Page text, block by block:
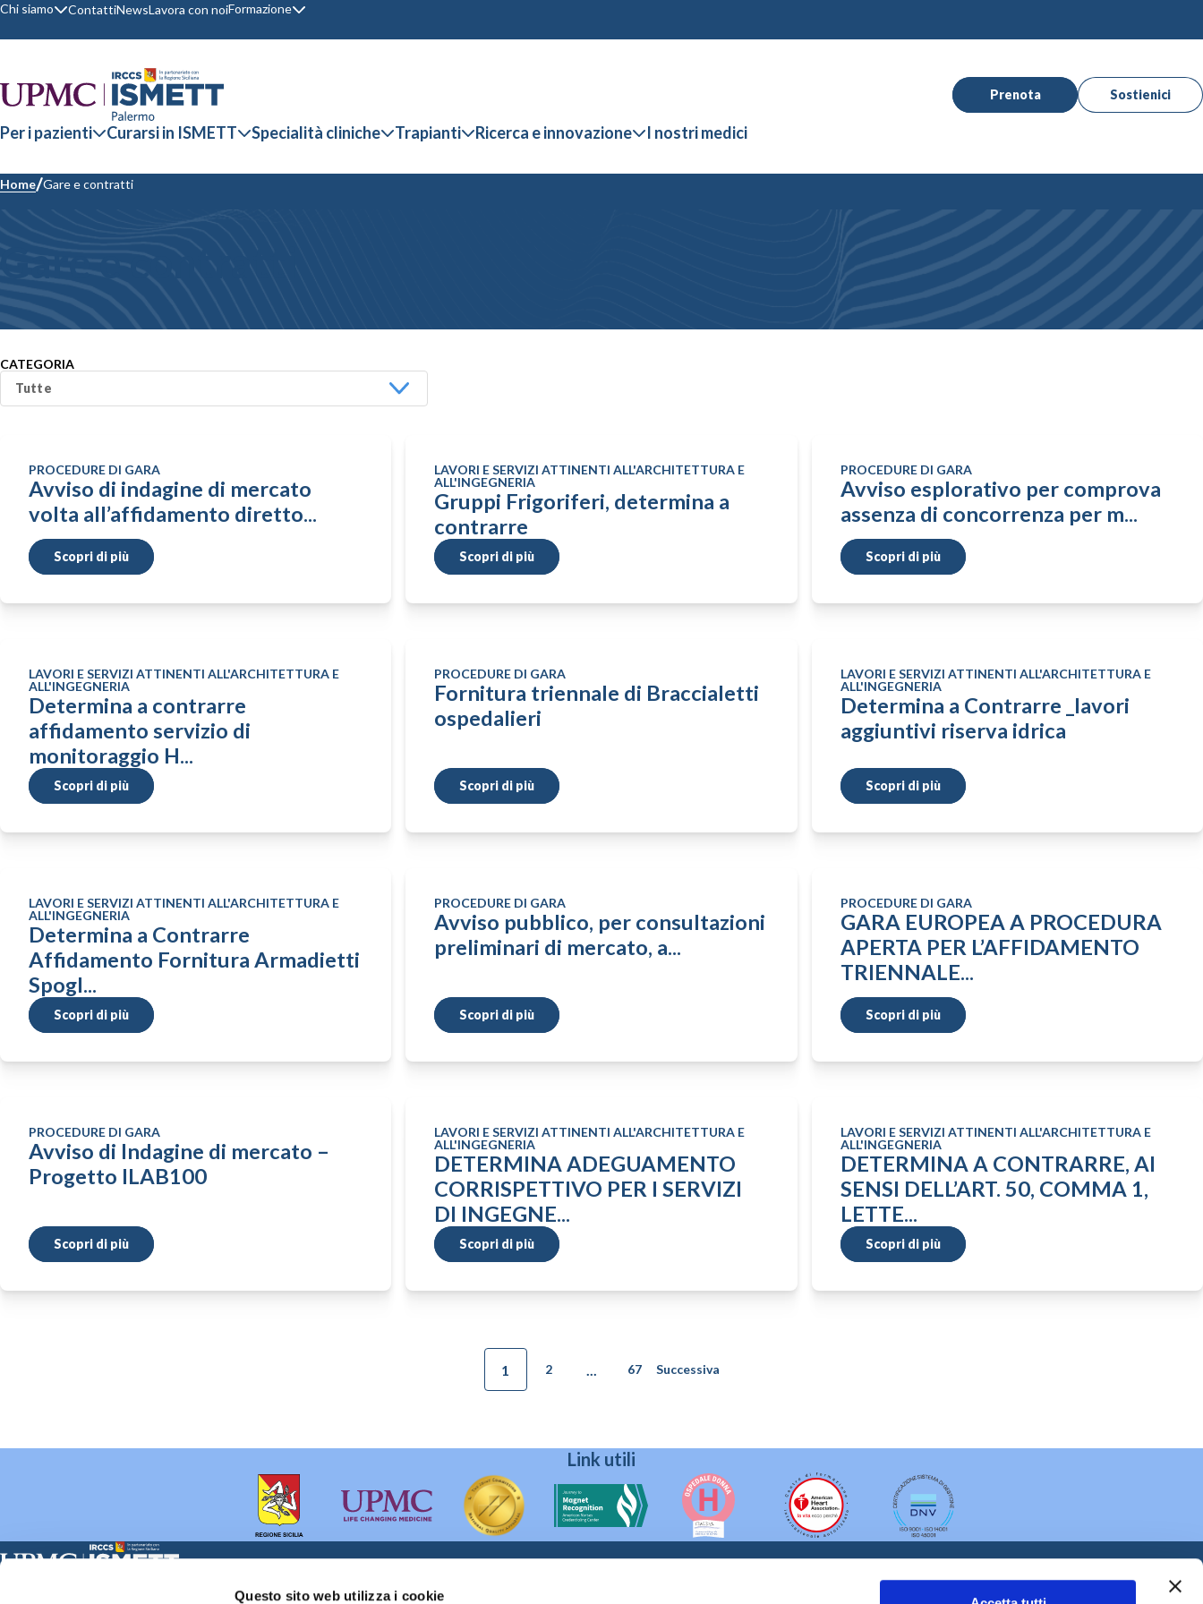
Questo sito web utilizza i cookie
Chi siamo ContattiNewsLavora con noiFormazione
Prenota Sostienici
Per i pazienti Curarsi in ISMETT Specialità cliniche Trapianti Ricerca e innovazione I nostri medici
Home Gare e contratti
CATEGORIA
PROCEDURE DI GARA
Avviso di indagine di mercato
volta all’affidamento diretto...
Scopri di più
LAVORI E SERVIZI ATTINENTI ALL'ARCHITETTURA E
ALL'INGEGNERIA
Gruppi Frigoriferi, determina a
contrarre
Scopri di più
PROCEDURE DI GARA
Avviso esplorativo per comprova
assenza di concorrenza per m...
Scopri di più
LAVORI E SERVIZI ATTINENTI ALL'ARCHITETTURA E
ALL'INGEGNERIA
Determina a contrarre
affidamento servizio di
monitoraggio H...
Scopri di più
PROCEDURE DI GARA
Fornitura triennale di Braccialetti
ospedalieri
Scopri di più
LAVORI E SERVIZI ATTINENTI ALL'ARCHITETTURA E
ALL'INGEGNERIA
Determina a Contrarre _lavori
aggiuntivi riserva idrica
Scopri di più
LAVORI E SERVIZI ATTINENTI ALL'ARCHITETTURA E
ALL'INGEGNERIA
Determina a Contrarre
Affidamento Fornitura Armadietti
Spogl...
Scopri di più
PROCEDURE DI GARA
Avviso pubblico, per consultazioni
preliminari di mercato, a...
Scopri di più
PROCEDURE DI GARA
GARA EUROPEA A PROCEDURA
APERTA PER L’AFFIDAMENTO
TRIENNALE...
Scopri di più
PROCEDURE DI GARA
Avviso di Indagine di mercato –
Progetto ILAB100
Scopri di più
LAVORI E SERVIZI ATTINENTI ALL'ARCHITETTURA E
ALL'INGEGNERIA
DETERMINA ADEGUAMENTO
CORRISPETTIVO PER I SERVIZI
DI INGEGNE...
Scopri di più
LAVORI E SERVIZI ATTINENTI ALL'ARCHITETTURA E
ALL'INGEGNERIA
DETERMINA A CONTRARRE, AI
SENSI DELL’ART. 50, COMMA 1,
LETTE...
Scopri di più
1 2 67 Successiva
Link utili
Sede Sociale: